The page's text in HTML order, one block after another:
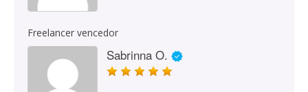
Freelancer vencedor
Sabrinna O.